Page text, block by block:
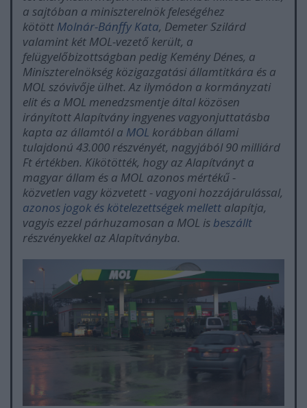
a sajtóban a miniszterelnök feleségéhez
kötött Molnár-Bánffy Kata, Demeter Szilárd
valamint két MOL-vezető került, a
felügyelőbizottságban pedig Kemény Dénes, a
Miniszterelnökség közigazgatási államtitkára és a
MOL szóvivője ülhet. Az ilymódon a kormányzati
elit és a MOL menedzsmentje által közösen
irányított Alapítvány ingyenes vagyonjuttatásba
kapta az államtól a MOL korábban állami
tulajdonú 43.000 részvényét, nagyjából 90 milliárd
Ft értékben. Kikötötték, hogy az Alapítványt a
magyar állam és a MOL azonos mértékű -
közvetlen vagy közvetett - vagyoni hozzájárulással,
azonos jogok és kötelezettségek mellett alapítja,
vagyis ezzel párhuzamosan a MOL isbeszállt
részvényekkel az Alapítványba.